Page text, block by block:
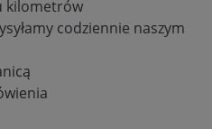
kilometrów
codziennie naszym